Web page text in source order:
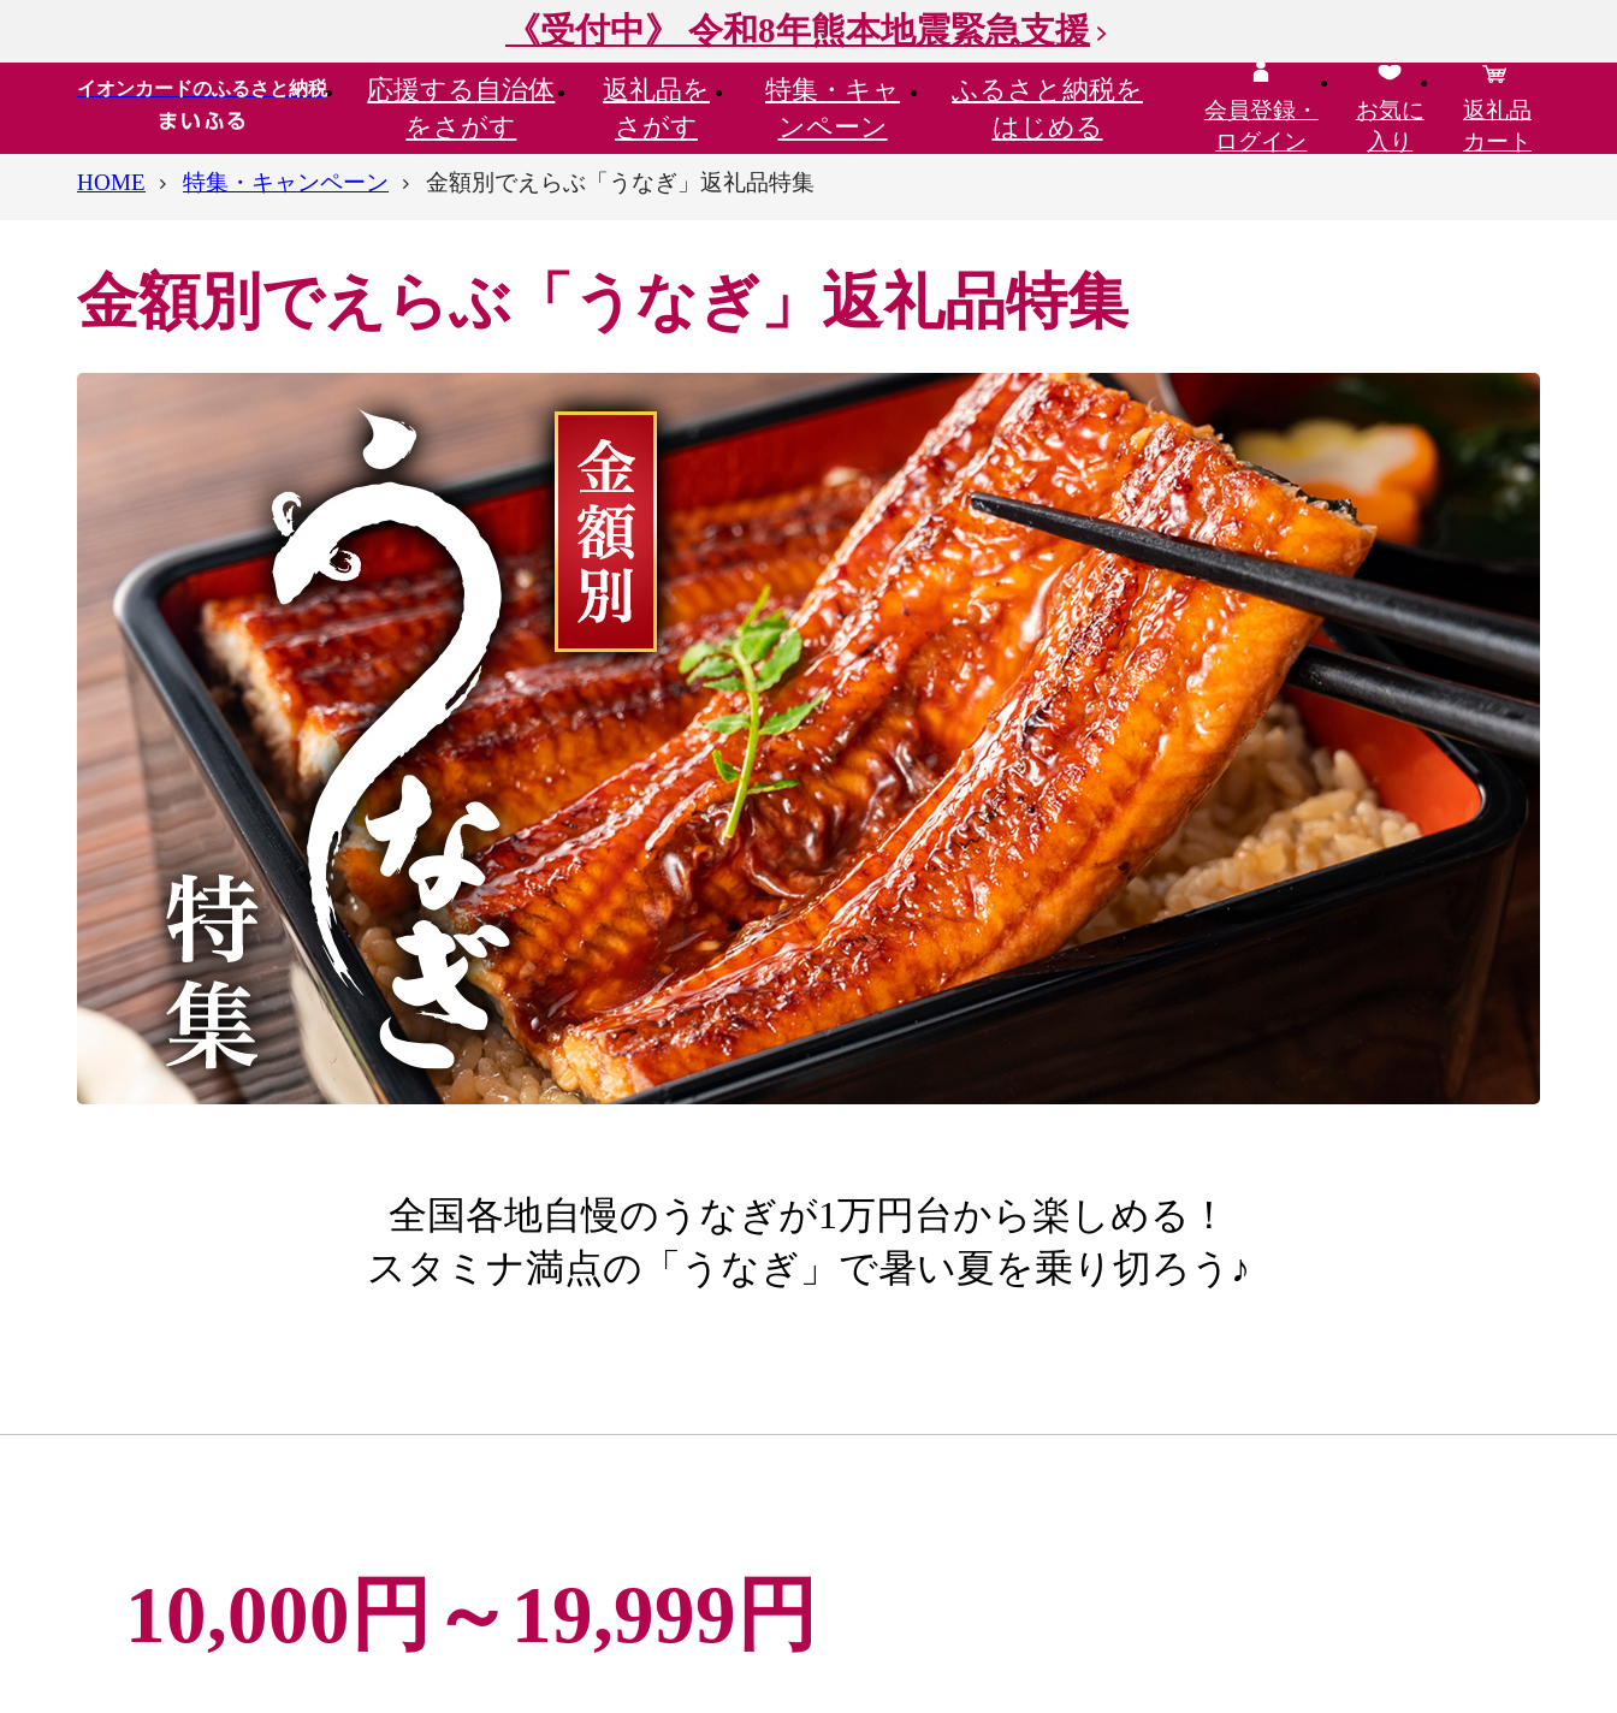
《受付中》 令和8年熊本地震緊急支援
イオンカードのふるさと納税 応援する 自治体
をさがす
返礼品を
さがす
特集・ キャ
ンペーン
ふるさと納税を
はじめる
会員登録・
ログイン
お気に
入り
返礼品
カート
HOME
特集・キャンペーン 金額別でえらぶ「うなぎ」返礼品特集
金額別でえらぶ「うなぎ」返礼品特集
全国各地自慢のうなぎが1万円台から楽しめる！
スタミナ満点の「うなぎ」で暑い夏を乗り切ろう♪
10,000円～19,999円